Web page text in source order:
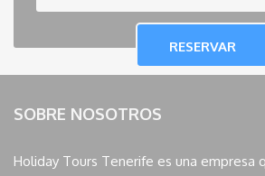
SOBRE NOSOTROS
Holiday Tours Tenerife es una empresa